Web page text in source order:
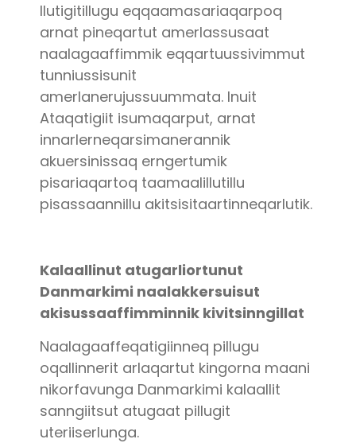
Ilutigitillugu eqqaamasariaqarpoq
arnat pineqartut amerlassusaat
naalagaaffimmik eqqartuussivimmut
tunniussisunit
amerlanerujussuummata. Inuit
Ataqatigiit isumaqarput, arnat
innarlerneqarsimanerannik
akuersinissaq erngertumik
pisariaqartoq taamaalillutillu
pisassaannillu akitsisitaartinneqarlutik.
Kalaallinut atugarliortunut
Danmarkimi naalakkersuisut
akisussaaffimminnik kivitsinngillat
Naalagaaffeqatigiinneq pillugu
oqallinnerit arlaqartut kingorna maani
nikorfavunga Danmarkimi kalaallit
sanngiitsut atugaat pillugit
uteriiserlunga.